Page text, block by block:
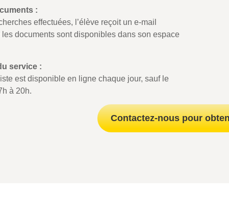
:
effectuées, l’élève reçoit un e-mail
les documents sont disponibles dans son espace
service :
est disponible en ligne chaque jour, sauf le
à 20h.
Contactez-nous pour